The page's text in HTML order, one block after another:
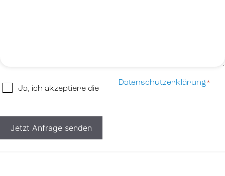
Datenschutzerklärung
Ja, ich akzeptiere die
Datenschutzerklärung *
Jetzt Anfrage senden